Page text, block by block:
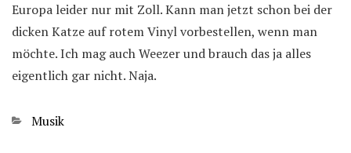
Europa leider nur mit Zoll. Kann man jetzt schon bei der
dicken Katze auf rotem Vinyl vorbestellen, wenn man
möchte. Ich mag auch Weezer und brauch das ja alles
eigentlich gar nicht. Naja.
Kategorien
Musik